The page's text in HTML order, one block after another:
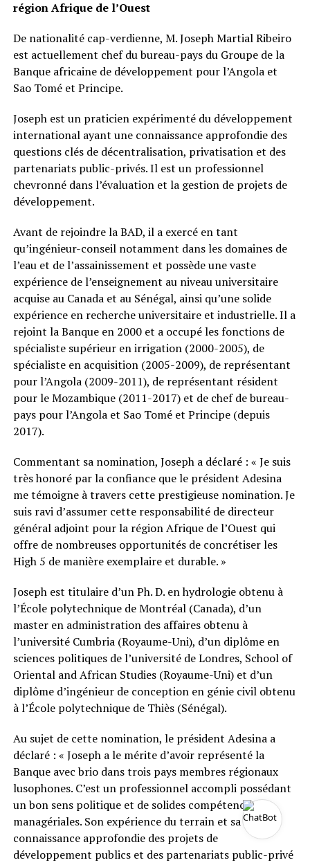
région Afrique de l’Ouest
De nationalité cap-verdienne, M. Joseph Martial Ribeiro
est actuellement chef du bureau-pays du Groupe de la
Banque africaine de développement pour l’Angola et
Sao Tomé et Principe.
Joseph est un praticien expérimenté du développement
international ayant une connaissance approfondie des
questions clés de décentralisation, privatisation et des
partenariats public-privés. Il est un professionnel
chevronné dans l’évaluation et la gestion de projets de
développement.
Avant de rejoindre la BAD, il a exercé en tant
qu’ingénieur-conseil notamment dans les domaines de
l’eau et de l’assainissement et possède une vaste
expérience de l’enseignement au niveau universitaire
acquise au Canada et au Sénégal, ainsi qu’une solide
expérience en recherche universitaire et industrielle. Il a
rejoint la Banque en 2000 et a occupé les fonctions de
spécialiste supérieur en irrigation (2000-2005), de
spécialiste en acquisition (2005-2009), de représentant
pour l’Angola (2009-2011), de représentant résident
pour le Mozambique (2011-2017) et de chef de bureau-
pays pour l’Angola et Sao Tomé et Principe (depuis
2017).
Commentant sa nomination, Joseph a déclaré : « Je suis
très honoré par la confiance que le président Adesina
me témoigne à travers cette prestigieuse nomination. Je
suis ravi d’assumer cette responsabilité de directeur
général adjoint pour la région Afrique de l’Ouest qui
offre de nombreuses opportunités de concrétiser les
High 5 de manière exemplaire et durable. »
Joseph est titulaire d’un Ph. D. en hydrologie obtenu à
l’École polytechnique de Montréal (Canada), d’un
master en administration des affaires obtenu à
l’université Cumbria (Royaume-Uni), d’un diplôme en
sciences politiques de l’université de Londres, School of
Oriental and African Studies (Royaume-Uni) et d’un
diplôme d’ingénieur de conception en génie civil obtenu
à l’École polytechnique de Thiès (Sénégal).
Au sujet de cette nomination, le président Adesina a
déclaré : « Joseph a le mérite d’avoir représenté la
Banque avec brio dans trois pays membres régionaux
lusophones. C’est un professionnel accompli possédant
un bon sens politique et de solides compétences
managériales. Son expérience du terrain et sa
connaissance approfondie des projets de
développement publics et des partenariats public-privé